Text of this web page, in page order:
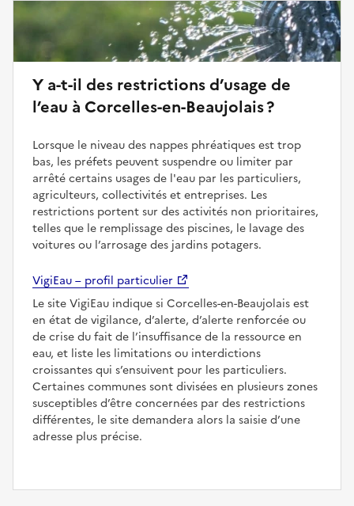
Y a-t-il des restrictions d’usage de
l’eau à Corcelles-en-Beaujolais ?
Lorsque le niveau des nappes phréatiques est trop
bas, les préfets peuvent suspendre ou limiter par
arrêté certains usages de l'eau par les particuliers,
agriculteurs, collectivités et entreprises. Les
restrictions portent sur des activités non prioritaires,
telles que le remplissage des piscines, le lavage des
voitures ou l’arrosage des jardins potagers.
VigiEau – profil particulier
Le site VigiEau indique si Corcelles-en-Beaujolais est
en état de vigilance, d’alerte, d’alerte renforcée ou
de crise du fait de l’insuffisance de la ressource en
eau, et liste les limitations ou interdictions
croissantes qui s’ensuivent pour les particuliers.
Certaines communes sont divisées en plusieurs zones
susceptibles d’être concernées par des restrictions
différentes, le site demandera alors la saisie d’une
adresse plus précise.